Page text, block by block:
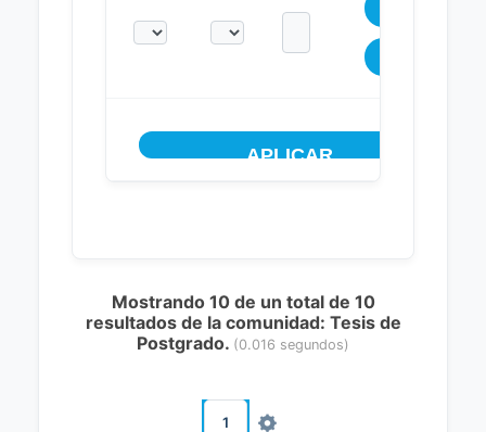
Mostrando 10 de un total de 10
resultados de la comunidad: Tesis de
Postgrado. (0.016 segundos)
1